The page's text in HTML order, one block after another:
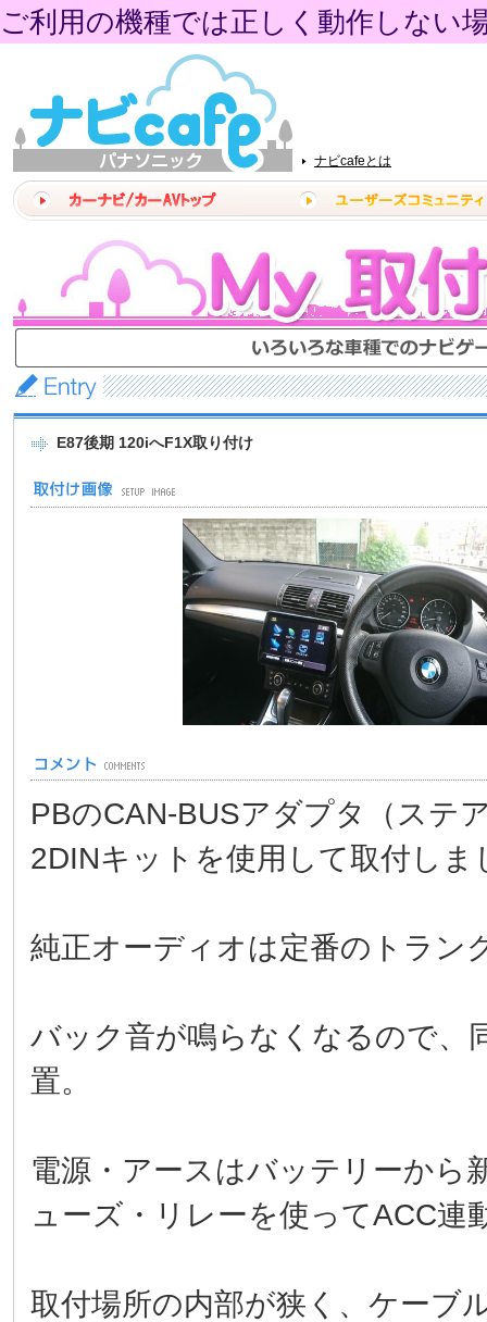
ご利用の機種では正しく動作しない
ナビcafeとは
E87後期 120iへF1X取り付け
PBのCAN-BUSアダプタ（ステ
2DINキットを使用して取付しま
純正オーディオは定番のトラン
バック音が鳴らなくなるので、
置。
電源・アースはバッテリーから
ューズ・リレーを使ってACC連
取付場所の内部が狭く、ケーブ